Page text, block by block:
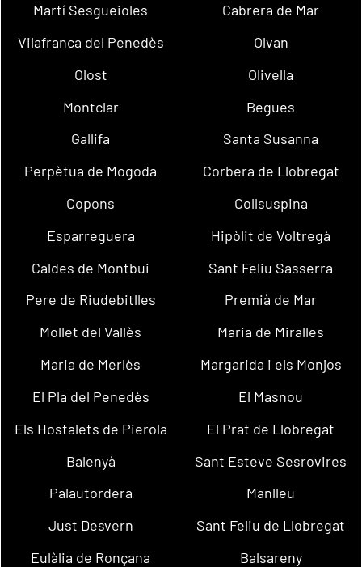
Martí Sesgueioles
Cabrera de Mar
Vilafranca del Penedès
Olvan
Olost
Olivella
Montclar
Begues
Gallifa
Santa Susanna
Perpètua de Mogoda
Corbera de Llobregat
Copons
Collsuspina
Esparreguera
Hipòlit de Voltregà
Caldes de Montbui
Sant Feliu Sasserra
Pere de Riudebitlles
Premià de Mar
Mollet del Vallès
Maria de Miralles
Maria de Merlès
Margarida i els Monjos
El Pla del Penedès
El Masnou
Els Hostalets de Pierola
El Prat de Llobregat
Balenyà
Sant Esteve Sesrovires
Palautordera
Manlleu
Just Desvern
Sant Feliu de Llobregat
Eulàlia de Ronçana
Balsareny